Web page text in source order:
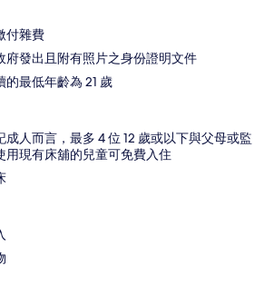
付雜費
府發出且附有照片之身份證明文件
的最低年齡為 21 歲
成人而言，最多 4 位 12 歲或以下與父母或監
用現有床舖的兒童可免費入住